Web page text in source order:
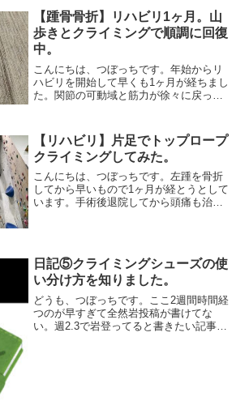
まされました。辛...
【踵骨骨折】リハビリ1ヶ月。山
歩きとクライミングで順調に回復
中。
こんにちは、つぼっちです。年始からリ
ハビリを開始して早くも1ヶ月が経ちまし
た。関節の可動域と筋力が徐々に戻って
ってきたかな？腫れもだいぶ治ってき
て、骨や血管、くるぶしが...
【リハビリ】片足でトップロープ
クライミングしてみた。
こんにちは、つぼっちです。左踵を骨折
してから早いもので1ヶ月が経とうとして
います。手術後退院してから頭痛も治り
Bonで片足低空トラ...
日記⑤クライミングシューズの使
い分け方を知りました。
どうも、つぼっちです。ここ2週間時間経
つのが早すぎて全然岩投稿が書けてな
い。週2.3で岩登ってると書きたい記事が